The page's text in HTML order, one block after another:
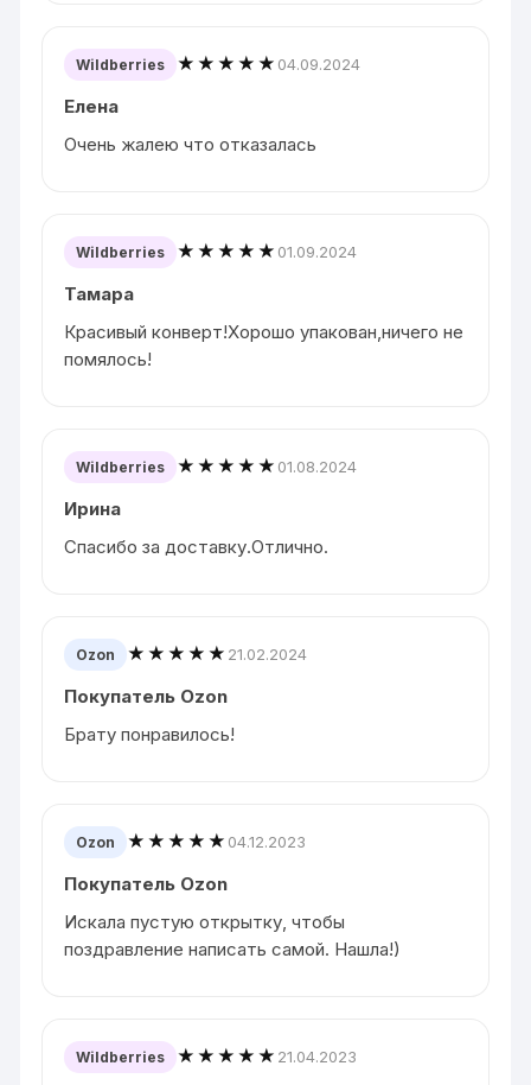
Wildberries ★★★★★ 04.09.2024
Елена
Очень жалею что отказалась
Wildberries ★★★★★ 01.09.2024
Тамара
Красивый конверт!Хорошо упакован,ничего не
помялось!
Wildberries ★★★★★ 01.08.2024
Ирина
Спасибо за доставку.Отлично.
Ozon ★★★★★ 21.02.2024
Покупатель Ozon
Брату понравилось!
Ozon ★★★★★ 04.12.2023
Покупатель Ozon
Искала пустую открытку, чтобы
поздравление написать самой. Нашла!)
Wildberries ★★★★★ 21.04.2023